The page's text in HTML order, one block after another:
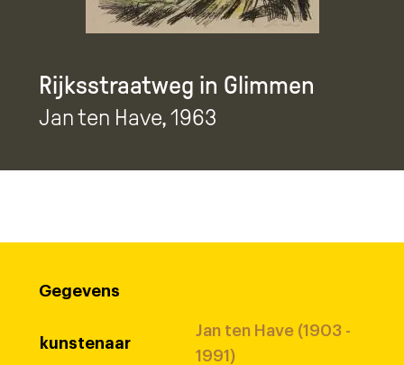
Rijksstraatweg in Glimmen
Jan ten Have, 1963
Gegevens
kunstenaar
Jan ten Have (1903 -
1991)